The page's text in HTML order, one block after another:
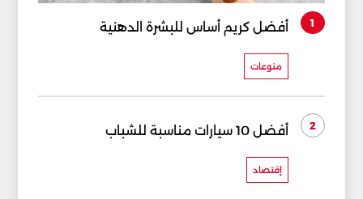
1 أفضل كريم أساس للبشرة الدهنية
منوعات
2 أفضل 10 سيارات مناسبة للشباب
إقتصاد